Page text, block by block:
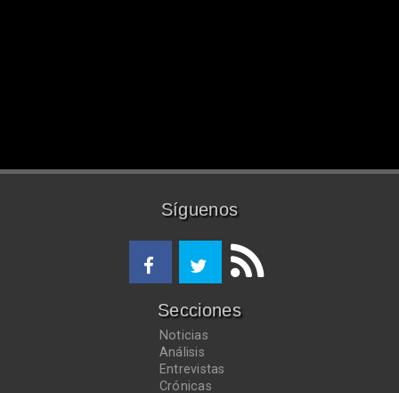
Síguenos
Secciones
Noticias
Análisis
Entrevistas
Crónicas